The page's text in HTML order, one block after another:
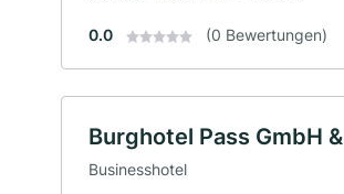
0.0 (0 Bewertungen)
Burghotel Pass GmbH
Businesshotel